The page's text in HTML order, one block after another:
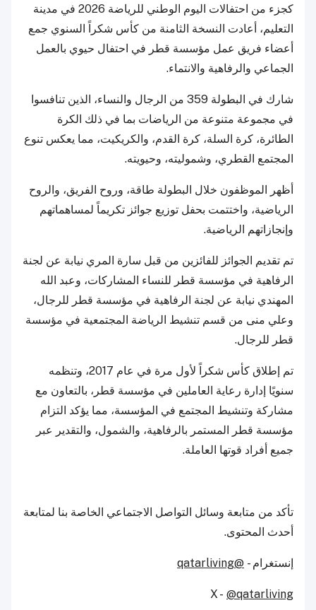
كجزء من احتفالات اليوم الوطني للرياضة 2026 في مدينة
التعليم، أعادت النسخة الثامنة من كأس شكراً السنوي جمع
أعضاء فريق عمل مؤسسة قطر في احتفال حيوي بالعمل
الجماعي والرفاهية والانتماء.
شارك في البطولة 359 من الرجال والنساء، الذين تنافسوا
في مجموعة متنوعة من الرياضات بما في ذلك الكرة
الطائرة، كرة السلة، كرة القدم، والكريكيت، مما يعكس تنوع
المجتمع القطري، وشموليته، وحيويته.
أظهر الموظفون خلال البطولة طاقة، وروح الفريق، والروح
الرياضية، واختتمت بحفل توزيع جوائز تكريماً لمساهماتهم
وإنجازاتهم الرياضية.
تم تقديم الجوائز للفائزين من قبل سارة المري نيابة عن لجنة
الرفاهية في مؤسسة قطر للنساء المشاركات، وعبد الله
المهندي نيابة عن لجنة الرفاهية في مؤسسة قطر للرجال،
وعلي منى من قسم تنشيط الرياضة المجتمعية في مؤسسة
قطر للرجال.
تم إطلاق كأس شكراً لأول مرة في عام 2017، وتنظمه
سنويًا إدارة رعاية العاملين في مؤسسة قطر، بالتعاون مع
مشاركة وتنشيط المجتمع في المؤسسة، مما يؤكد التزام
مؤسسة قطر المستمر بالرفاهية، والشمول، والتقدير عبر
جميع أفراد قوتها العاملة.
تأكد من متابعة وسائل التواصل الاجتماعي الخاصة بنا لمتابعة
أحدث المحتوى.
إنستغرام - @qatarliving
X - @qatarliving